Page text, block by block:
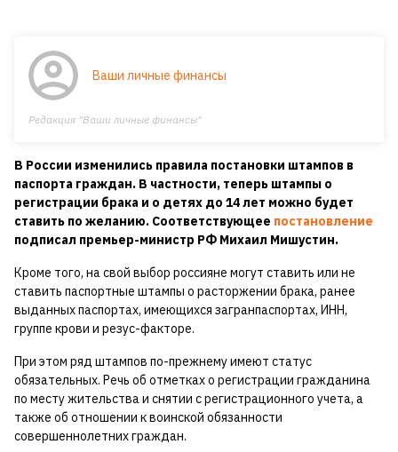
Ваши личные финансы
Редакция "Ваши личные финансы"
В России изменились правила постановки штампов в
паспорта граждан. В частности, теперь штампы о
регистрации брака и о детях до 14 лет можно будет
ставить по желанию. Соответствующее постановление
подписал премьер-министр РФ Михаил Мишустин.
Кроме того, на свой выбор россияне могут ставить или не
ставить паспортные штампы о расторжении брака, ранее
выданных паспортах, имеющихся загранпаспортах, ИНН,
группе крови и резус-факторе.
При этом ряд штампов по-прежнему имеют статус
обязательных. Речь об отметках о регистрации гражданина
по месту жительства и снятии с регистрационного учета, а
также об отношении к воинской обязанности
совершеннолетних граждан.